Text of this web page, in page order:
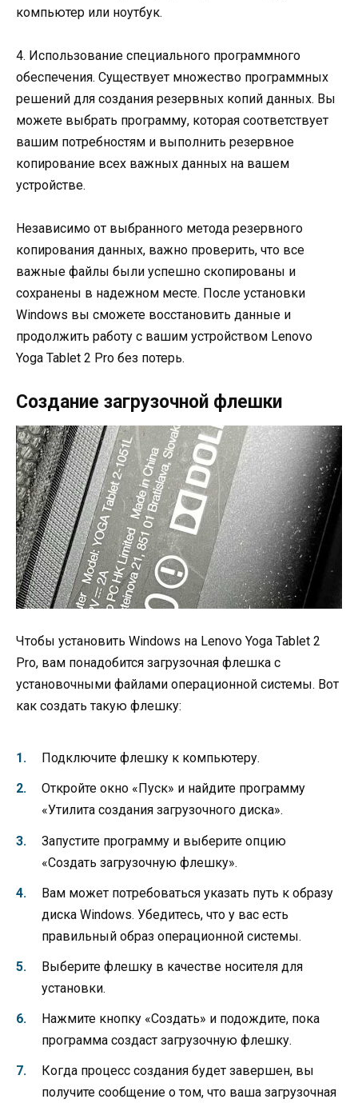
компьютер или ноутбук.
4. Использование специального программного
обеспечения. Существует множество программных
решений для создания резервных копий данных. Вы
можете выбрать программу, которая соответствует
вашим потребностям и выполнить резервное
копирование всех важных данных на вашем
устройстве.
Независимо от выбранного метода резервного
копирования данных, важно проверить, что все
важные файлы были успешно скопированы и
сохранены в надежном месте. После установки
Windows вы сможете восстановить данные и
продолжить работу с вашим устройством Lenovo
Yoga Tablet 2 Pro без потерь.
Создание загрузочной флешки
Чтобы установить Windows на Lenovo Yoga Tablet 2
Pro, вам понадобится загрузочная флешка с
установочными файлами операционной системы. Вот
как создать такую флешку:
Подключите флешку к компьютеру.
Откройте окно «Пуск» и найдите программу
«Утилита создания загрузочного диска».
Запустите программу и выберите опцию
«Создать загрузочную флешку».
Вам может потребоваться указать путь к образу
диска Windows. Убедитесь, что у вас есть
правильный образ операционной системы.
Выберите флешку в качестве носителя для
установки.
Нажмите кнопку «Создать» и подождите, пока
программа создаст загрузочную флешку.
Когда процесс создания будет завершен, вы
получите сообщение о том, что ваша загрузочная